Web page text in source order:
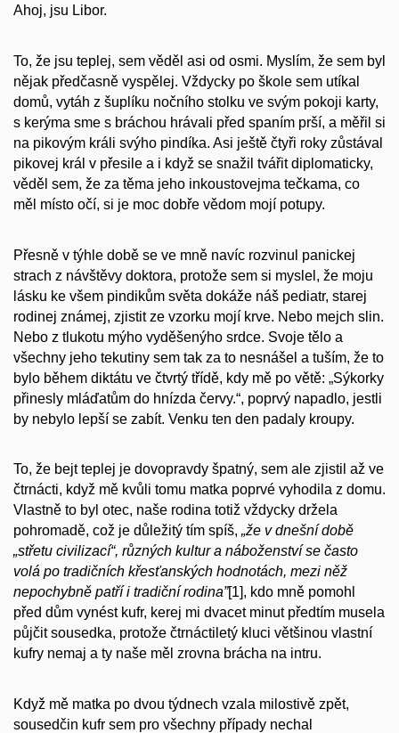
Ahoj, jsu Libor.
To, že jsu teplej, sem věděl asi od osmi. Myslím, že sem byl
nějak předčasně vyspělej. Vždycky po škole sem utíkal
domů, vytáh z šuplíku nočního stolku ve svým pokoji karty,
s kerýma sme s bráchou hrávali před spaním prší, a měřil si
na pikovým králi svýho pindíka. Asi ještě čtyři roky zůstával
pikovej král v přesile a i když se snažil tvářit diplomaticky,
věděl sem, že za těma jeho inkoustovejma tečkama, co
měl místo očí, si je moc dobře vědom mojí potupy.
Přesně v týhle době se ve mně navíc rozvinul panickej
strach z návštěvy doktora, protože sem si myslel, že moju
lásku ke všem pindikům světa dokáže náš pediatr, starej
rodinej známej, zjistit ze vzorku mojí krve. Nebo mejch slin.
Nebo z tlukotu mýho vyděšenýho srdce. Svoje tělo a
všechny jeho tekutiny sem tak za to nesnášel a tuším, že to
bylo během diktátu ve čtvrtý třídě, kdy mě po větě: „Sýkorky
přinesly mláďatům do hnízda červy.“, poprvý napadlo, jestli
by nebylo lepší se zabít. Venku ten den padaly kroupy.
To, že bejt teplej je dovopravdy špatný, sem ale zjistil až ve
čtrnácti, když mě kvůli tomu matka poprvé vyhodila z domu.
Vlastně to byl otec, naše rodina totiž vždycky držela
pohromadě, což je důležitý tím spíš, „že v dnešní době
„střetu civilizací“, různých kultur a náboženství se často
volá po tradičních křesťanských hodnotách, mezi něž
nepochybně patří i tradiční rodina”[1], kdo mně pomohl
před dům vynést kufr, kerej mi dvacet minut předtím musela
půjčit sousedka, protože čtrnáctiletý kluci většinou vlastní
kufry nemaj a ty naše měl zrovna brácha na intru.
Když mě matka po dvou týdnech vzala milostivě zpět,
sousedčin kufr sem pro všechny případy nechal